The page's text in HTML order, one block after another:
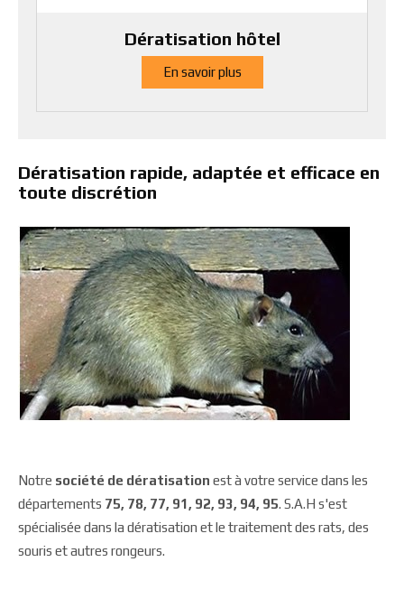
Dératisation hôtel
En savoir plus
Dératisation rapide, adaptée et efficace en
toute discrétion
Notre société de dératisation est à votre service dans les
départements 75, 78, 77, 91, 92, 93, 94, 95. S.A.H s'est
spécialisée dans la dératisation et le traitement des rats, des
souris et autres rongeurs.